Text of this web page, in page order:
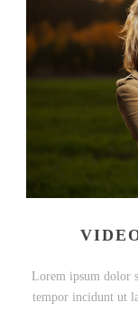
Lorem ipsum dolor
tempor incidunt ut